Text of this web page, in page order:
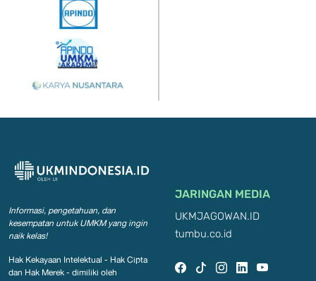
Informasi, pengetahuan, dan
kesempatan untuk UMKM yang ingin
naik kelas!
Hak Kekayaan Intelektual - Hak Cipta
dan Hak Merek - dimiliki oleh
JARINGAN MEDIA
UKMJAGOWAN.ID
tumbu.co.id